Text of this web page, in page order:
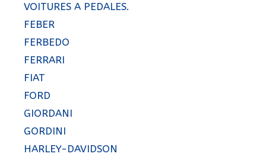
VOITURES A PEDALES.
FEBER
FERBEDO
FERRARI
FIAT
FORD
GIORDANI
GORDINI
HARLEY-DAVIDSON